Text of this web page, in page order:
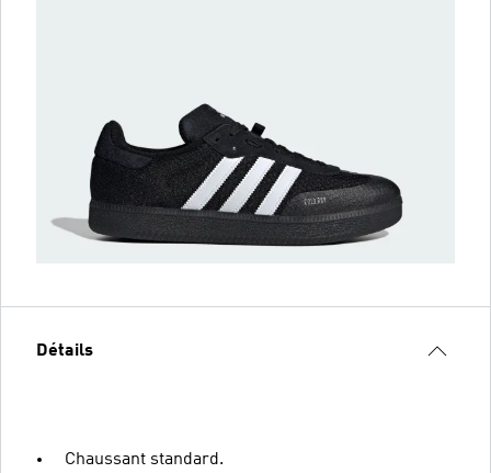
Détails
Chaussant standard.